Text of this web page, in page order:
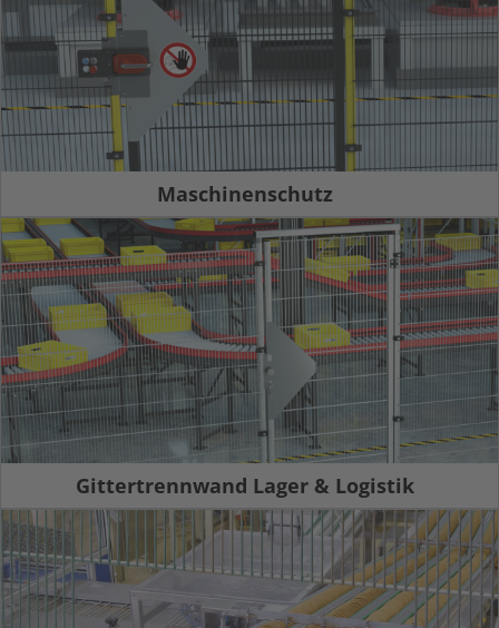
Maschinenschutz
Gittertrennwand Lager & Logistik